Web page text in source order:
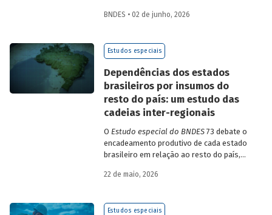
imediatamente anterior, na série ajustada
próximos meses no
BNDES • 02 de junho, 2026
Estudos especiais
Dependências dos estados
brasileiros por insumos do
resto do país: um estudo das
cadeias inter-regionais
O Estudo especial do BNDES73 debate o
encadeamento produtivo de cada estado
brasileiro em relação ao resto do país,
quanto o estímulo a um estado ou setor
metodologia de construção de matrizes
22 de maio, 2026
Estudos especiais